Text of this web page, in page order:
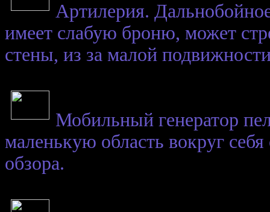
Артилерия.
имеет слабую броню, может
стены, из за малой
Мобильный генератор
маленькую область вокруг
обзора.